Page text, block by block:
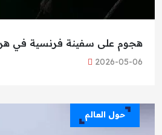
هجوم على سفينة فرنسية في
2026-05-06
حول العالم